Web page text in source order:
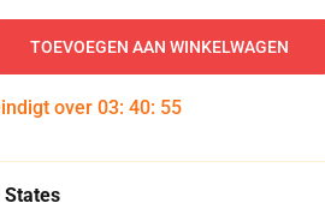
TOEVOEGEN AAN WINKELWAGEN
over 03: 40: 54
States